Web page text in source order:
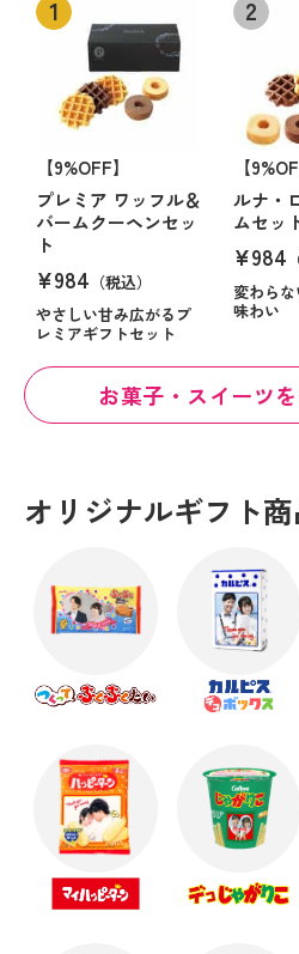
【9%OFF】
プレミア ワッフル＆
バームクーヘンセッ
ト
¥984 （税込）
やさしい甘み広がるプ
レミアギフトセット
【
ルナ・
ムセッ
¥984
変わら
味わい
お菓子・スイーツ
オリジナルギフト